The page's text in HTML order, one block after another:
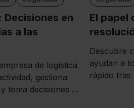
Decisiones en
a las
de logística
gestiona
toma decisiones en
El papel
Descubre
ayudan a
rápido tras